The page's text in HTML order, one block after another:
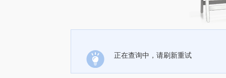
正在查询中，请刷新重试